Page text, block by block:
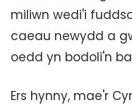
miliwn wedi'i
caeau newydd a
oedd yn bodoli'n
Ers hynny, mae'r